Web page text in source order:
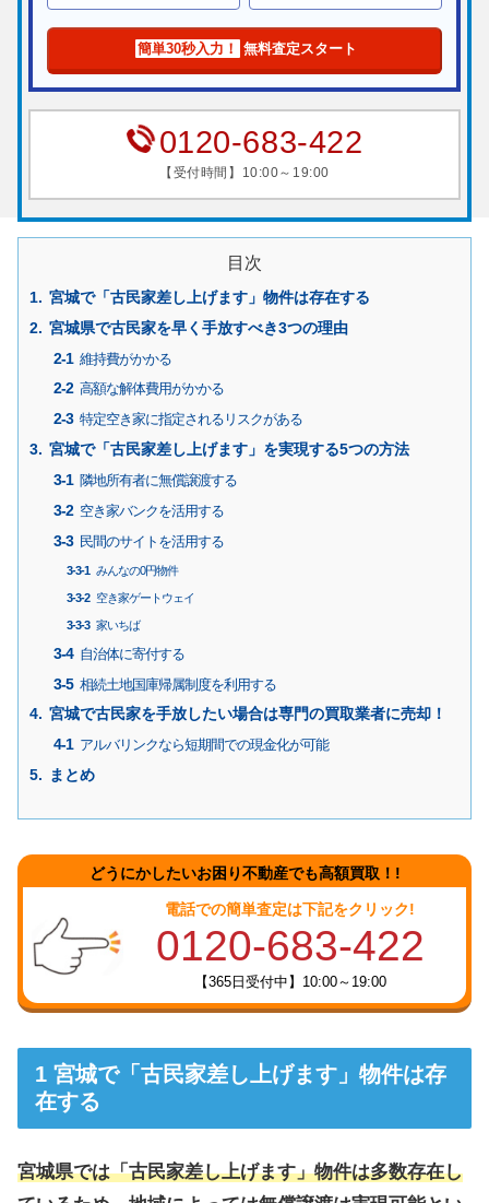
簡単30秒入力！ 無料査定スタート
0120-683-422
【受付時間】10:00～19:00
目次
宮城で「古民家差し上げます」物件は存在する
宮城県で古民家を早く手放すべき3つの理由
維持費がかかる
高額な解体費用がかかる
特定空き家に指定されるリスクがある
宮城で「古民家差し上げます」を実現する5つの方法
隣地所有者に無償譲渡する
空き家バンクを活用する
民間のサイトを活用する
みんなの0円物件
空き家ゲートウェイ
家いちば
自治体に寄付する
相続土地国庫帰属制度を利用する
宮城で古民家を手放したい場合は専門の買取業者に売却！
アルバリンクなら短期間での現金化が可能
まとめ
どうにかしたいお困り不動産でも高額買取！!
電話での簡単査定は下記をクリック!
0120-683-422
【365日受付中】10:00～19:00
宮城で「古民家差し上げます」物件は存
在する
宮城県では「古民家差し上げます」物件は多数存在し